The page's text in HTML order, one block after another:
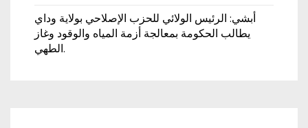
أبشي: الرئيس الولائي للحزب الإصلاحي بولاية وداي
يطالب الحكومة بمعالجة أزمة المياه والوقود وغاز
الطهي.